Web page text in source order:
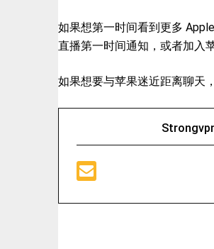
如果想第一时间看到更多
直播第一时间通知，或者加入
如果想要与苹果迷近距离聊天